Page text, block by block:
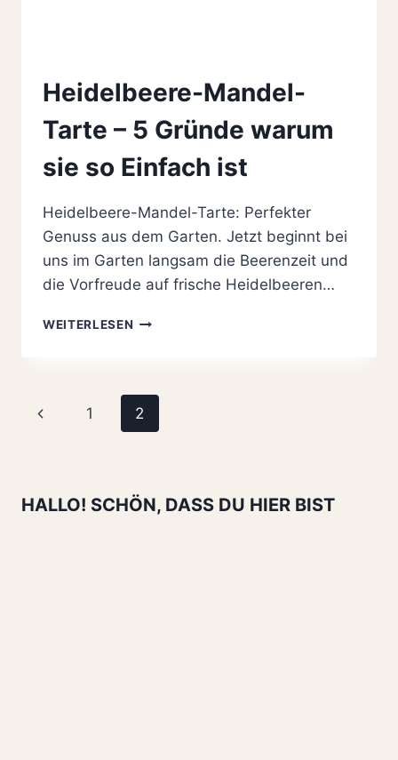
Heidelbeere-Mandel-
Tarte – 5 Gründe warum
sie so Einfach ist
Heidelbeere-Mandel-Tarte: Perfekter
Genuss aus dem Garten. Jetzt beginnt bei
uns im Garten langsam die Beerenzeit und
die Vorfreude auf frische Heidelbeeren…
WEITERLESEN HEIDELBEERE-
5
GRÜNDE
WARUM
IST
Seitennavigation
Vorherige
1 2
HALLO! SCHÖN, DASS DU HIER BIST